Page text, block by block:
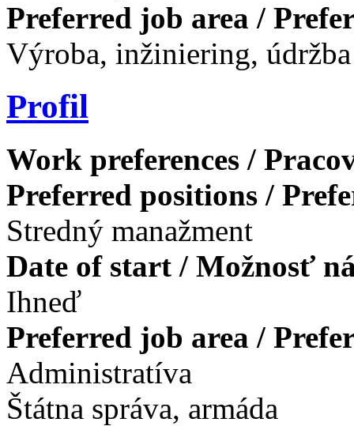
Preferred job area /
Výroba, inžiniering, údržba
Profil
Work preferences /
Preferred positions /
Stredný manažment
Date of start / Možnosť
Ihneď
Preferred job area /
Administratíva
Štátna správa, armáda